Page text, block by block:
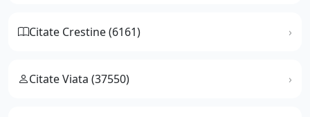
Citate Crestine (6161)
Citate Viata (37550)